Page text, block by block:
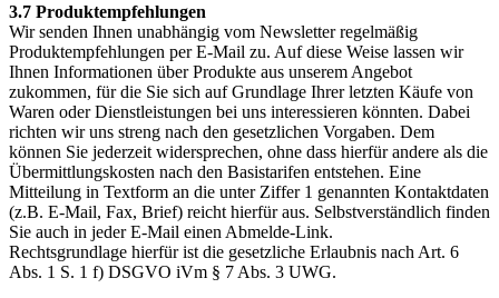
3.7 Produktempfehlungen
Wir senden Ihnen unabhängig vom Newsletter regelmäßig
Produktempfehlungen per E-Mail zu. Auf diese Weise lassen wir
Ihnen Informationen über Produkte aus unserem Angebot
zukommen, für die Sie sich auf Grundlage Ihrer letzten Käufe von
Waren oder Dienstleistungen bei uns interessieren könnten. Dabei
richten wir uns streng nach den gesetzlichen Vorgaben. Dem
können Sie jederzeit widersprechen, ohne dass hierfür andere als die
Übermittlungskosten nach den Basistarifen entstehen. Eine
Mitteilung in Textform an die unter Ziffer 1 genannten Kontaktdaten
(z.B. E-Mail, Fax, Brief) reicht hierfür aus. Selbstverständlich finden
Sie auch in jeder E-Mail einen Abmelde-Link.
Rechtsgrundlage hierfür ist die gesetzliche Erlaubnis nach Art. 6
Abs. 1 S. 1 f) DSGVO iVm § 7 Abs. 3 UWG.